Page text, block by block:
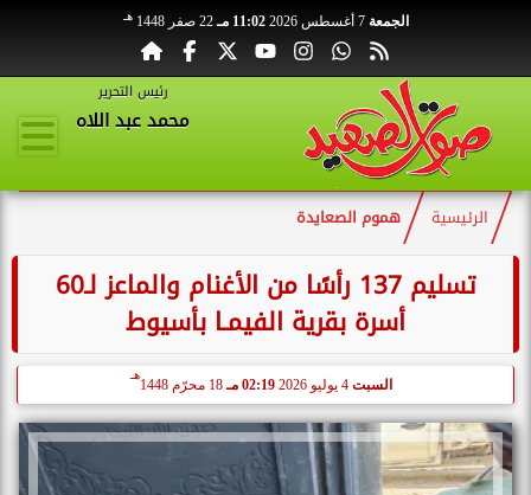
الجمعة 7 أغسطس 2026 11:02 مـ 22 صفر 1448 هـ
رئيس التحرير
محمد عبد اللاه
الرئيسية هموم الصعايدة
تسليم 137 رأسًا من الأغنام والماعز لـ60
أسرة بقرية الفيمـا بأسيوط
السبت 4 يوليو 2026 02:19 مـ 18 محرّم 1448
هـ